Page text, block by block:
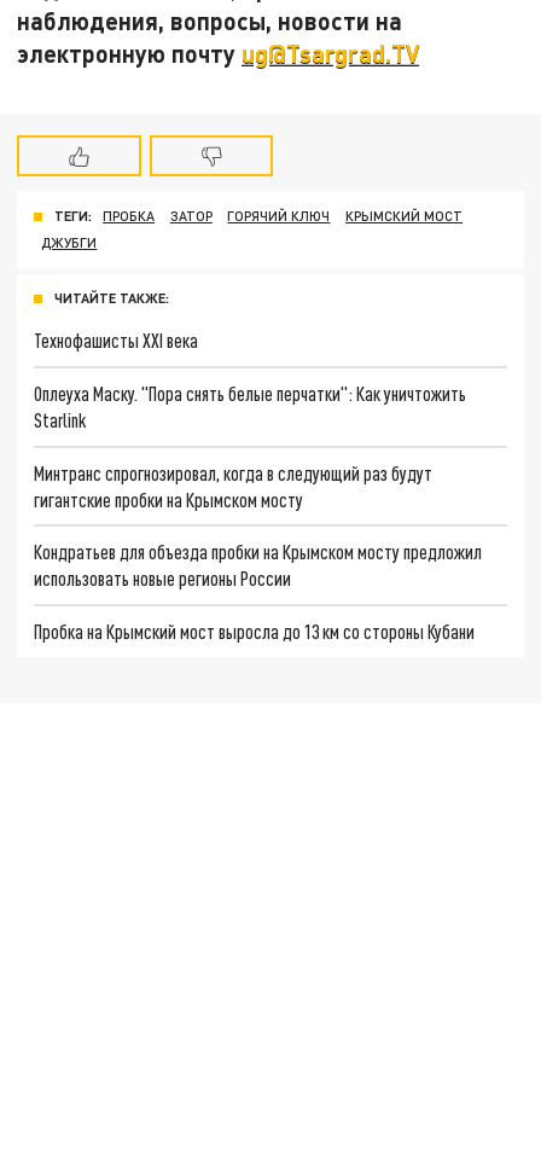
наблюдения, вопросы, новости на
электронную почту ug@Tsargrad.TV
ТЕГИ: ПРОБКА ЗАТОР ГОРЯЧИЙ КЛЮЧ
КРЫМСКИЙ МОСТ
ДЖУБГИ
ЧИТАЙТЕ ТАКЖЕ:
Технофашисты XXI века
Оплеуха Маску. "Пора снять белые перчатки": Как уничтожить
Starlink
Минтранс спрогнозировал, когда в следующий раз будут
гигантские пробки на Крымском мосту
Кондратьев для объезда пробки на Крымском мосту предложил
использовать новые регионы России
Пробка на Крымский мост выросла до 13 км со стороны Кубани